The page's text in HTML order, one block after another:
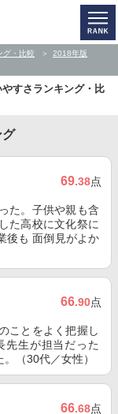
グ・比較
2018年版
やすさランキング・比
グ
69.38点
た。子供や親も含
た高校に文化祭に
後も 面倒見がよか
66.90点
ことをよく把握し
先生が担当だった
（30代／女性）
66.68点